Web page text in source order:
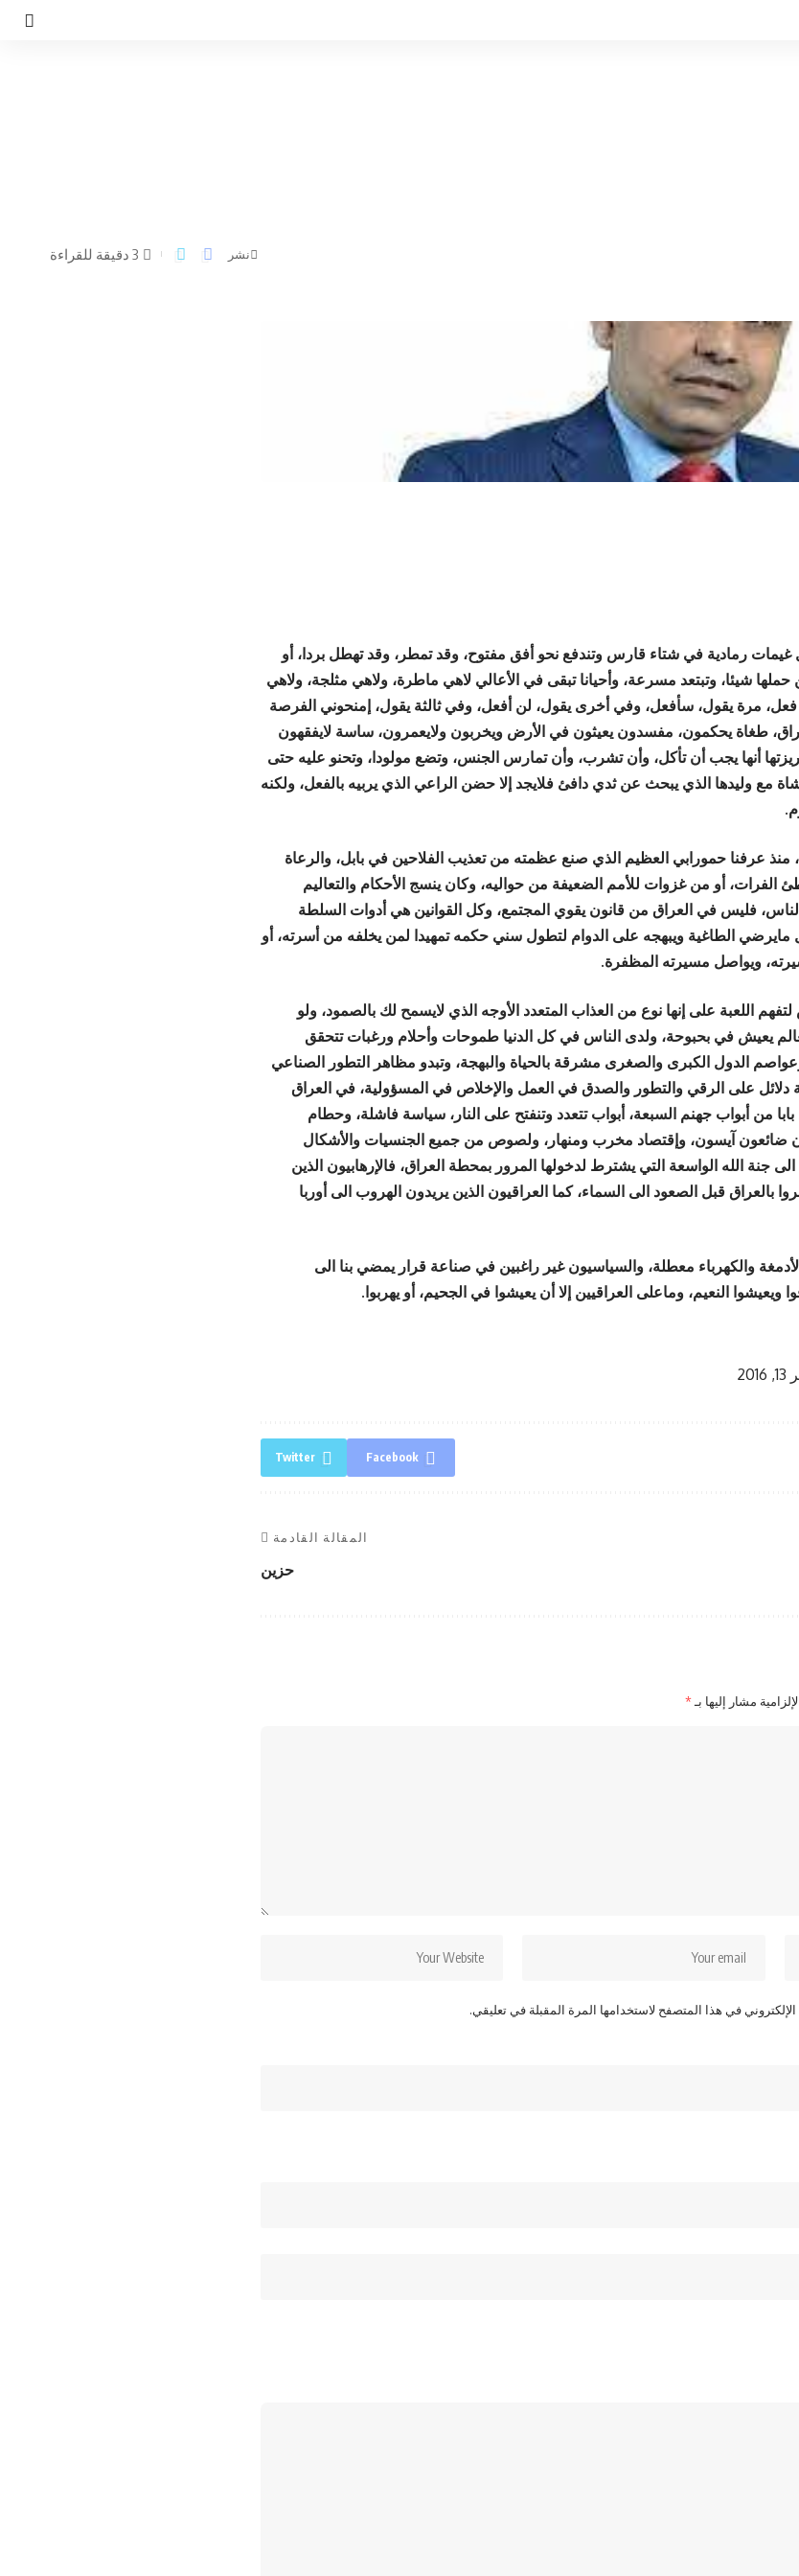
نشر 3 دقيقة للقراءة
غيمات رمادية في شتاء قارس وتندفع نحو أفق مفتوح، وقد تمطر، وقد تهطل بردا، أو
شيئا، وتبتعد مسرعة، وأحيانا تبقى في الأعالي لاهي ماطرة، ولاهي مثلجة، ولاهي
مرة يقول، سأفعل، وفي أخرى يقول، لن أفعل، وفي ثالثة يقول، إمنحوني الفرصة
طغاة يحكمون، مفسدون يعيثون في الأرض ويخربون ولايعمرون، ساسة لايفقهون
أنها يجب أن تأكل، وأن تشرب، وأن تمارس الجنس، وتضع مولودا، وتحنو عليه حتى
مع وليدها الذي يبحث عن ثدي دافئ فلايجد إلا حضن الراعي الذي يربيه بالفعل، ولكنه
منذ عرفنا حمورابي العظيم الذي صنع عظمته من تعذيب الفلاحين في بابل، والرعاة
أو من غزوات للأمم الضعيفة من حواليه، وكان ينسج الأحكام والتعاليم
فليس في العراق من قانون يقوي المجتمع، وكل القوانين هي أدوات السلطة
مايرضي الطاغية ويبهجه على الدوام لتطول سني حكمه تمهيدا لمن يخلفه من أسرته، أو
ويواصل مسيرته المظفرة.
اللعبة على إنها نوع من العذاب المتعدد الأوجه الذي لايسمح لك بالصمود، ولو
يعيش في بحبوحة، ولدى الناس في كل الدنيا طموحات وأحلام ورغبات تتحقق
الدول الكبرى والصغرى مشرقة بالحياة والبهجة، وتبدو مظاهر التطور الصناعي
دلائل على الرقي والتطور والصدق في العمل والإخلاص في المسؤولية، في العراق
من أبواب جهنم السبعة، أبواب تتعدد وتنفتح على النار، سياسة فاشلة، وحطام
ضائعون آيسون، وإقتصاد مخرب ومنهار، ولصوص من جميع الجنسيات والأشكال
جنة الله الواسعة التي يشترط لدخولها المرور بمحطة العراق، فالإرهابيون الذين
بالعراق قبل الصعود الى السماء، كما العراقيون الذين يريدون الهروب الى أوربا
والكهرباء معطلة، والسياسيون غير راغبين في صناعة قرار يمضي بنا الى
النعيم، وماعلى العراقيين إلا أن يعيشوا في الجحيم، أو يهربوا.
Facebook
Twitter
المقالة القادمة
حزين
مشار إليها بـ*
في هذا المتصفح لاستخدامها المرة المقبلة في تعليقي.